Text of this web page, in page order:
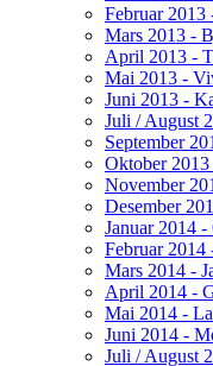
Februar 2013
Mars 2013 -
April 2013 -
Mai 2013 -
Juni 2013 -
Juli / August
September
Oktober
November
Desember
Januar 2014
Februar 2014
Mars 2014 -
April 2014 -
Mai 2014 -
Juni 2014 -
Juli / August